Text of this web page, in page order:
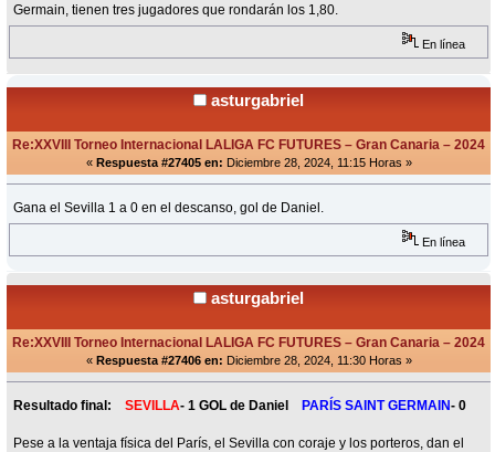
Germain, tienen tres jugadores que rondarán los 1,80.
En línea
asturgabriel
Re:XXVIII Torneo Internacional LALIGA FC FUTURES – Gran Canaria – 2024
« Respuesta #27405 en: Diciembre 28, 2024, 11:15 Horas »
Gana el Sevilla 1 a 0 en el descanso, gol de Daniel.
En línea
asturgabriel
Re:XXVIII Torneo Internacional LALIGA FC FUTURES – Gran Canaria – 2024
« Respuesta #27406 en: Diciembre 28, 2024, 11:30 Horas »
Resultado final: SEVILLA- 1 GOL de Daniel PARÍS SAINT GERMAIN- 0
Pese a la ventaja física del París, el Sevilla con coraje y los porteros, dan el